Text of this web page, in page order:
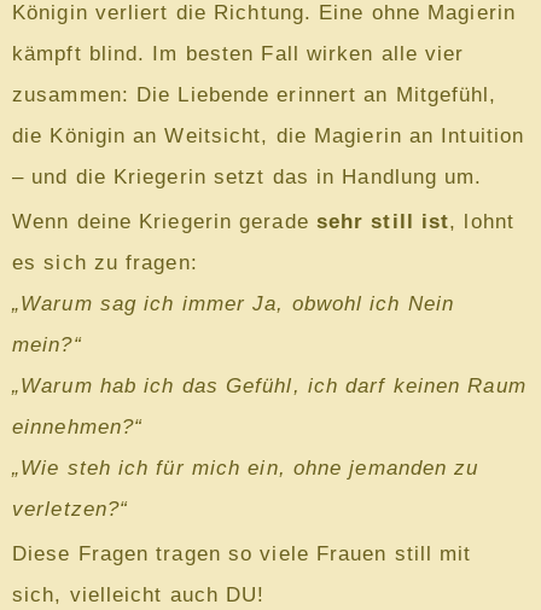
Königin verliert die Richtung. Eine ohne Magierin
kämpft blind. Im besten Fall wirken alle vier
zusammen: Die Liebende erinnert an Mitgefühl,
die Königin an Weitsicht, die Magierin an Intuition
– und die Kriegerin setzt das in Handlung um.
Wenn deine Kriegerin gerade sehr still ist, lohnt
es sich zu fragen:
„Warum sag ich immer Ja, obwohl ich Nein
mein?“
„Warum hab ich das Gefühl, ich darf keinen Raum
einnehmen?“
„Wie steh ich für mich ein, ohne jemanden zu
verletzen?“
Diese Fragen tragen so viele Frauen still mit
sich, vielleicht auch DU!